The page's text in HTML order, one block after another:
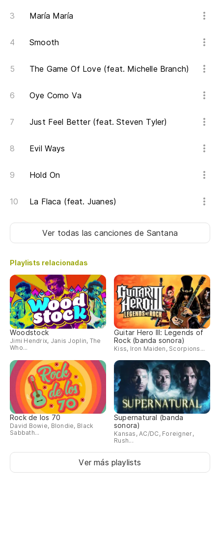
María María
Smooth
The Game Of Love (feat. Michelle Branch)
Oye Como Va
Just Feel Better (feat. Steven Tyler)
Evil Ways
Hold On
La Flaca (feat. Juanes)
Ver todas las cancionesde Santana
Playlists relacionadas
Woodstock
Jimi Hendrix, Janis Joplin, The
Who...
Guitar Hero III: Legends of
Rock (banda sonora)
Kiss, Iron Maiden, Scorpions...
Rock de los 70
David Bowie, Blondie, Black
Sabbath...
Supernatural (banda
sonora)
Kansas, AC/DC, Foreigner,
Rush...
Ver más playlists